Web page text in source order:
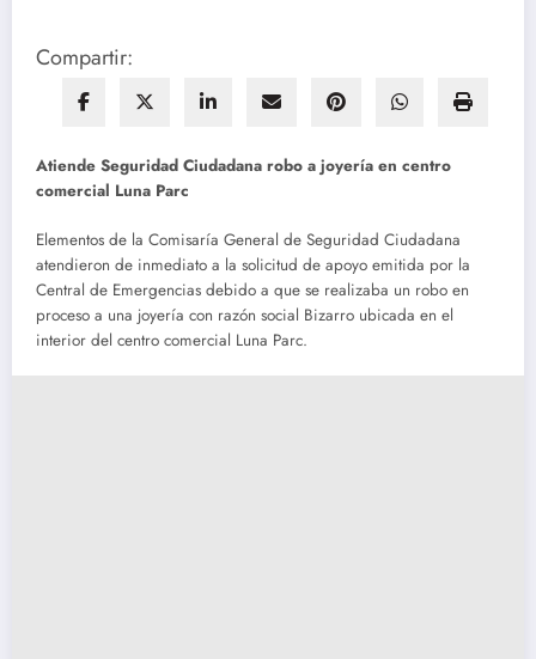
Compartir:
Atiende Seguridad Ciudadana robo a joyería en centro
comercial Luna Parc
Elementos de la Comisaría General de Seguridad Ciudadana
atendieron de inmediato a la solicitud de apoyo emitida por la
Central de Emergencias debido a que se realizaba un robo en
proceso a una joyería con razón social Bizarro ubicada en el
interior del centro comercial Luna Parc.